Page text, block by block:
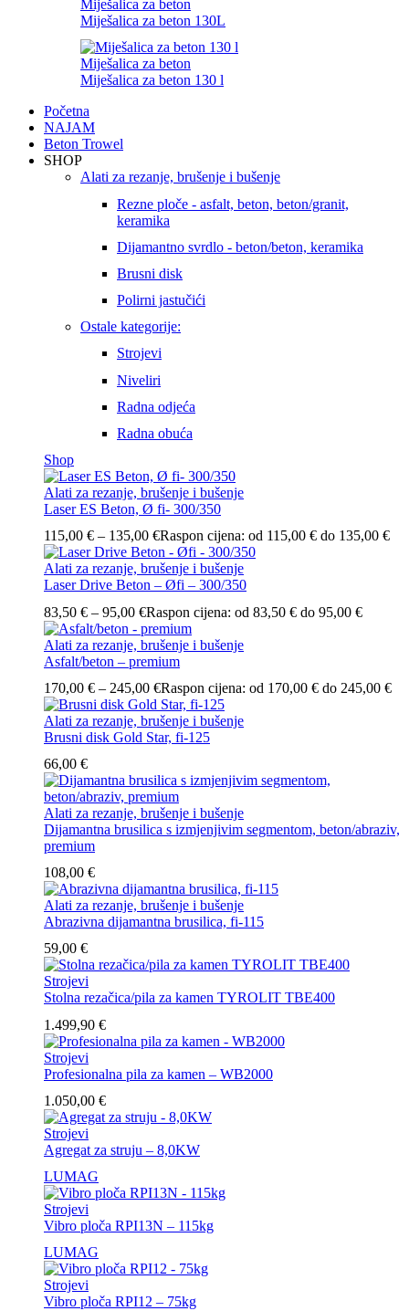
Miješalica za beton
Miješalica za beton 130L
Miješalica za beton
Miješalica za beton 130 l
Početna
NAJAM
Beton Trowel
SHOP
Alati za rezanje, brušenje i bušenje
Rezne ploče - asfalt, beton, beton/granit,
keramika
Dijamantno svrdlo - beton/beton, keramika
Brusni disk
Polirni jastučići
Ostale kategorije:
Strojevi
Niveliri
Radna odjeća
Radna obuća
Shop
Alati za rezanje, brušenje i bušenje
Laser ES Beton, Ø fi- 300/350
115,00 € – 135,00 €Raspon cijena: od 115,00 € do 135,00 €
Alati za rezanje, brušenje i bušenje
Laser Drive Beton – Øfi – 300/350
83,50 € – 95,00 €Raspon cijena: od 83,50 € do 95,00 €
Alati za rezanje, brušenje i bušenje
Asfalt/beton – premium
170,00 € – 245,00 €Raspon cijena: od 170,00 € do 245,00 €
Alati za rezanje, brušenje i bušenje
Brusni disk Gold Star, fi-125
66,00 €
Alati za rezanje, brušenje i bušenje
Dijamantna brusilica s izmjenjivim segmentom, beton/abraziv,
premium
108,00 €
Alati za rezanje, brušenje i bušenje
Abrazivna dijamantna brusilica, fi-115
59,00 €
Strojevi
Stolna rezačica/pila za kamen TYROLIT TBE400
1.499,90 €
Strojevi
Profesionalna pila za kamen – WB2000
1.050,00 €
Strojevi
Agregat za struju – 8,0KW
LUMAG
Strojevi
Vibro ploča RPI13N – 115kg
LUMAG
Strojevi
Vibro ploča RPI12 – 75kg